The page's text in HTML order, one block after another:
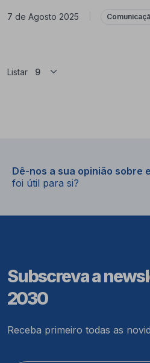
7 de Agosto 2025
Listar
Dê-nos a sua opinião sobre
foi útil para si?
Subscreva a
2030
Receba primeiro todas as